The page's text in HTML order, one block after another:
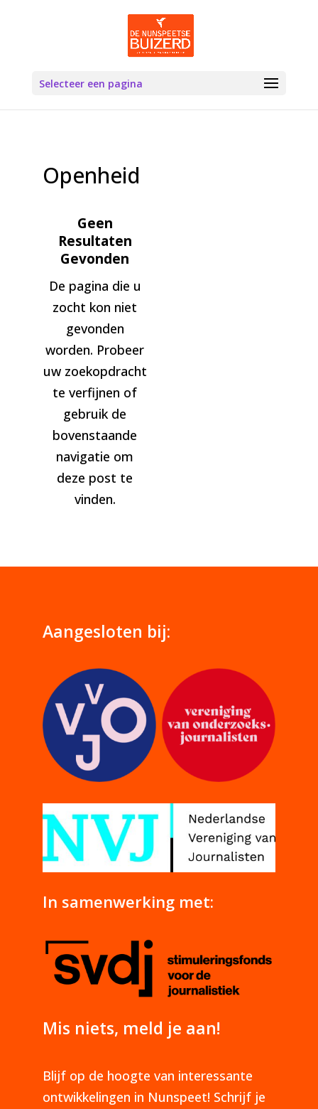
Selecteer een pagina
Openheid
Geen
Resultaten
Gevonden
De pagina die u
zocht kon niet
gevonden
worden. Probeer
uw zoekopdracht
te verfijnen of
gebruik de
bovenstaande
navigatie om
deze post te
vinden.
Aangesloten bij:
In samenwerking met:
Mis niets, meld je aan!
Blijf op de hoogte van interessante
ontwikkelingen in Nunspeet! Schrijf je